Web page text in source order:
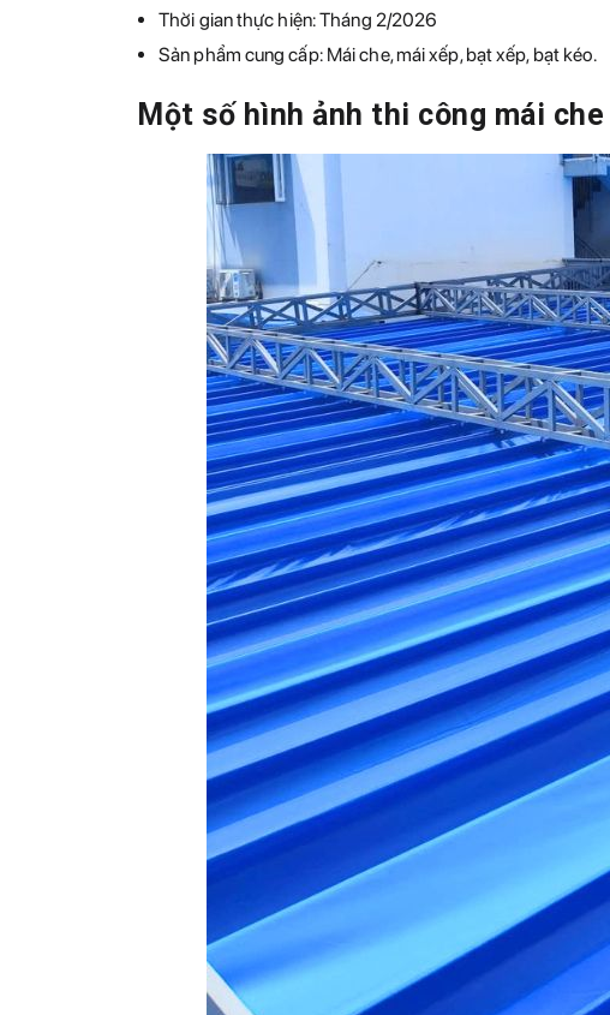
Thời gian thực hiện: Tháng 2/2026
Sản phẩm cung cấp: Mái che, mái xếp, bạt xếp, bạt kéo.
Một số hình ảnh thi công mái